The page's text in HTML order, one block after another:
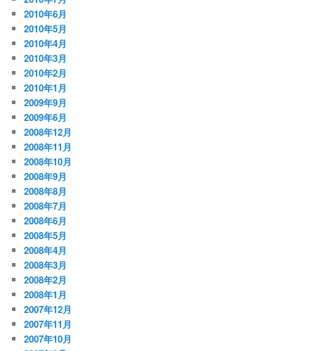
2010年6月
2010年5月
2010年4月
2010年3月
2010年2月
2010年1月
2009年9月
2009年6月
2008年12月
2008年11月
2008年10月
2008年9月
2008年8月
2008年7月
2008年6月
2008年5月
2008年4月
2008年3月
2008年2月
2008年1月
2007年12月
2007年11月
2007年10月